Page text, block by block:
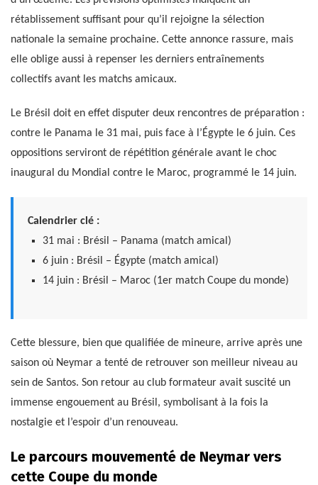
rétablissement suffisant pour qu’il rejoigne la sélection
nationale la semaine prochaine. Cette annonce rassure, mais
elle oblige aussi à repenser les derniers entraînements
collectifs avant les matchs amicaux.
Le Brésil doit en effet disputer deux rencontres de préparation :
contre le Panama le 31 mai, puis face à l’Égypte le 6 juin. Ces
oppositions serviront de répétition générale avant le choc
inaugural du Mondial contre le Maroc, programmé le 14 juin.
Calendrier clé :
31 mai : Brésil – Panama (match amical)
6 juin : Brésil – Égypte (match amical)
14 juin : Brésil – Maroc (1er match Coupe du monde)
Cette blessure, bien que qualifiée de mineure, arrive après une
saison où Neymar a tenté de retrouver son meilleur niveau au
sein de Santos. Son retour au club formateur avait suscité un
immense engouement au Brésil, symbolisant à la fois la
nostalgie et l’espoir d’un renouveau.
Le parcours mouvementé de Neymar vers
cette Coupe du monde